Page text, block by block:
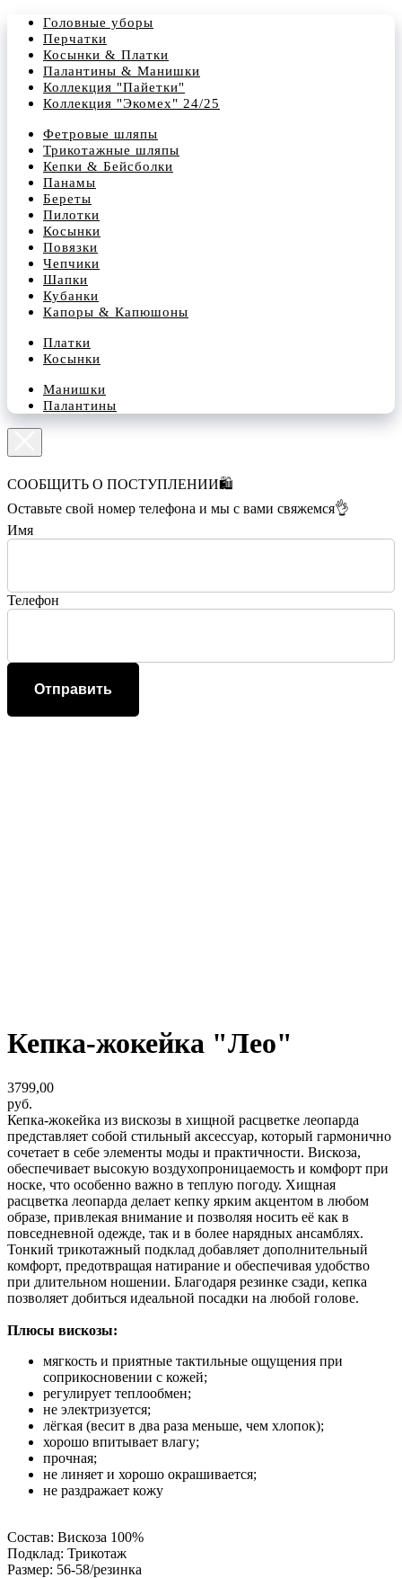
Головные уборы
Перчатки
Косынки & Платки
Палантины & Манишки
Коллекция "Пайетки"
Коллекция "Экомех" 24/25
Фетровые шляпы
Трикотажные шляпы
Кепки & Бейсболки
Панамы
Береты
Пилотки
Косынки
Повязки
Чепчики
Шапки
Кубанки
Капоры & Капюшоны
Платки
Косынки
Манишки
Палантины
СООБЩИТЬ О ПОСТУПЛЕНИИ🛍️
Оставьте свой номер телефона и мы с вами свяжемся👌
Имя
Телефон
Отправить
Кепка-жокейка "Лео"
3799,00
руб.
Кепка-жокейка из вискозы в хищной расцветке леопарда
представляет собой стильный аксессуар, который гармонично
сочетает в себе элементы моды и практичности. Вискоза,
обеспечивает высокую воздухопроницаемость и комфорт при
носке, что особенно важно в теплую погоду. Хищная
расцветка леопарда делает кепку ярким акцентом в любом
образе, привлекая внимание и позволяя носить её как в
повседневной одежде, так и в более нарядных ансамблях.
Тонкий трикотажный подклад добавляет дополнительный
комфорт, предотвращая натирание и обеспечивая удобство
при длительном ношении. Благодаря резинке сзади, кепка
позволяет добиться идеальной посадки на любой голове.
Плюсы вискозы:
мягкость и приятные тактильные ощущения при
соприкосновении с кожей;
регулирует теплообмен;
не электризуется;
лёгкая (весит в два раза меньше, чем хлопок);
хорошо впитывает влагу;
прочная;
не линяет и хорошо окрашивается;
не раздражает кожу
Состав: Вискоза 100%
Подклад: Трикотаж
Размер: 56-58/резинка